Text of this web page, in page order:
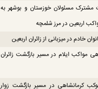
مشترک مسئولان خوزستان و بوشهر به
اربعین در مرز شلمچه
خادم در میزبانی از زائران اربعین
مواکب ایلام در مسیر بازگشت زائران
۱۳۷ موکب کرمانشاهی در مسیر بازگشت زوار